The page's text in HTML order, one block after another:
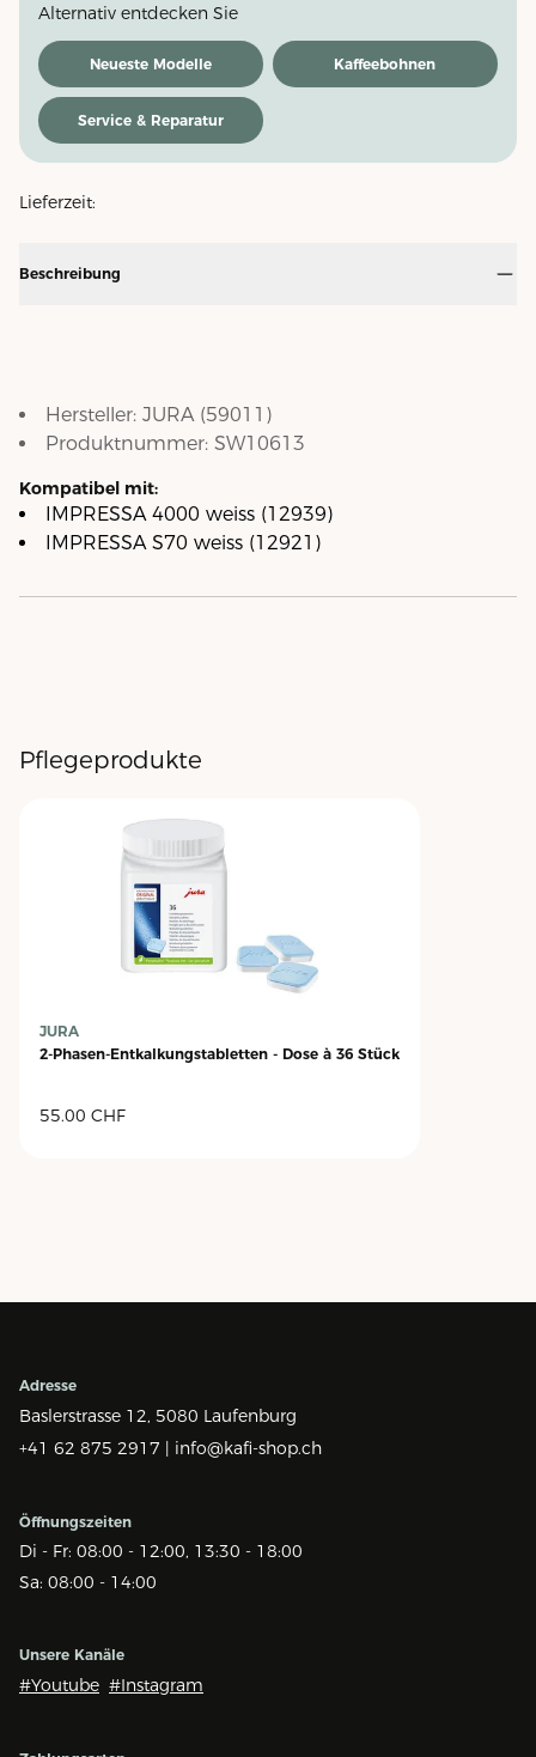
Alternativ entdecken Sie
Neueste Modelle Kaffeebohnen
Service & Reparatur
Lieferzeit:
Beschreibung
Hersteller: JURA (59011 )
Produktnummer: SW10613
Kompatibel mit:
IMPRESSA 4000 weiss (12939)
IMPRESSA S70 weiss (12921)
Pflegeprodukte
JURA
2-Phasen-Entkalkungstabletten - Dose à 36 Stück
55.00 CHF
Adresse
Baslerstrasse 12, 5080 Laufenburg
+41 62 875 2917 | info@kafi-shop.ch
Öffnungszeiten
Di - Fr: 08:00 - 12:00, 13:30 - 18:00
Sa: 08:00 - 14:00
Unsere Kanäle
#Youtube #Instagram